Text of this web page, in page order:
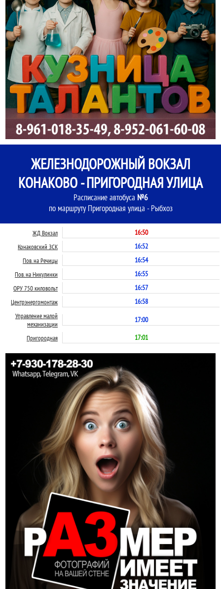
ЖЕЛЕЗНОДОРОЖНЫЙ ВОКЗАЛ
КОНАКОВО - ПРИГОРОДНАЯ УЛИЦА
Расписание автобуса №6
по маршруту Пригородная улица - Рыбхоз
ЖД Вокзал 16:50
Конаковский ЗСК 16:52
Пов. на Речицы 16:54
Пов. на Никулинки 16:55
ОРУ 750 киловольт 16:57
Центрэнергомонтаж 16:58
Управление малой
механизации
17:00
Пригородная 17:01